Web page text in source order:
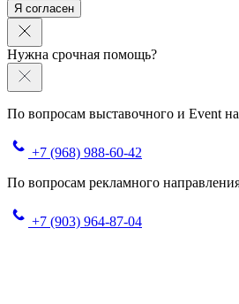
Я согласен
Нужна срочная помощь?
По вопросам выставочного и Event
+7 (968) 988-60-42
По вопросам рекламного
+7 (903) 964-87-04